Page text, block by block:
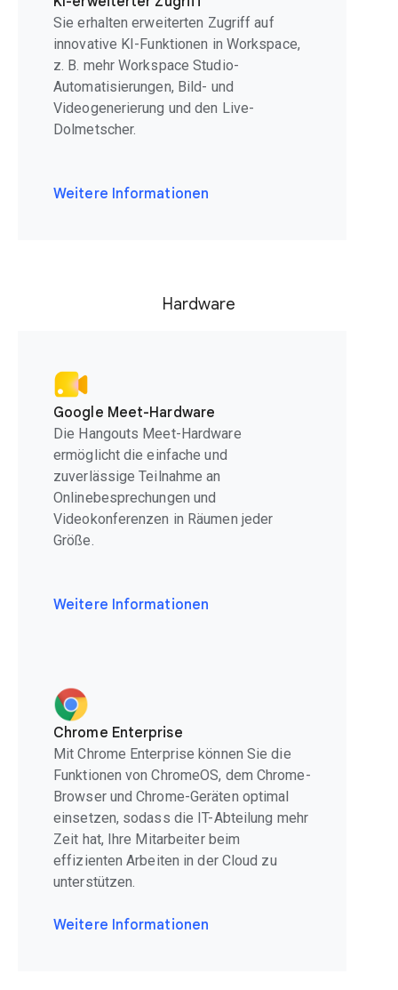
Sie erhalten erweiterten Zugriff auf
innovative KI-Funktionen in Workspace,
z. B. mehr Workspace Studio-
Automatisierungen, Bild- und
Videogenerierung und den Live-
Dolmetscher.
Weitere Informationen
Hardware
Google Meet-Hardware
Die Hangouts Meet-Hardware
ermöglicht die einfache und
zuverlässige Teilnahme an
Onlinebesprechungen und
Videokonferenzen in Räumen jeder
Größe.
Weitere Informationen
Chrome Enterprise
Mit Chrome Enterprise können Sie die
Funktionen von ChromeOS, dem Chrome-
Browser und Chrome-Geräten optimal
einsetzen, sodass die IT-Abteilung mehr
Zeit hat, Ihre Mitarbeiter beim
effizienten Arbeiten in der Cloud zu
unterstützen.
Weitere Informationen